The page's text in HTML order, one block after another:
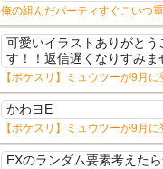
俺の組んだパーティすぐこいつ
可愛いイラストありがとう
す！！返信遅くなりすみま
少ししたら通常再開できま
【ポケスリ】ミュウツーが9月に
かわヨE
【ポケスリ】ミュウツーが9月に
EXのランダム要素考えた